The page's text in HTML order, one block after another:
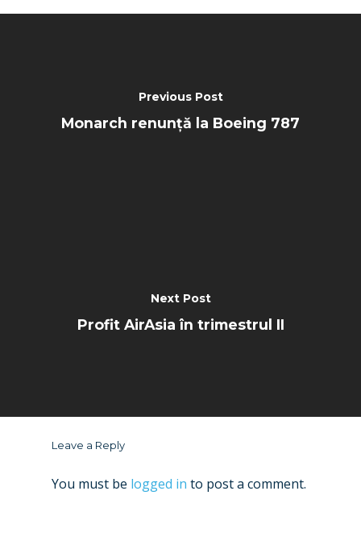
Previous Post
Monarch renunță la Boeing 787
Next Post
Profit AirAsia în trimestrul II
Leave a Reply
You must be logged in to post a comment.